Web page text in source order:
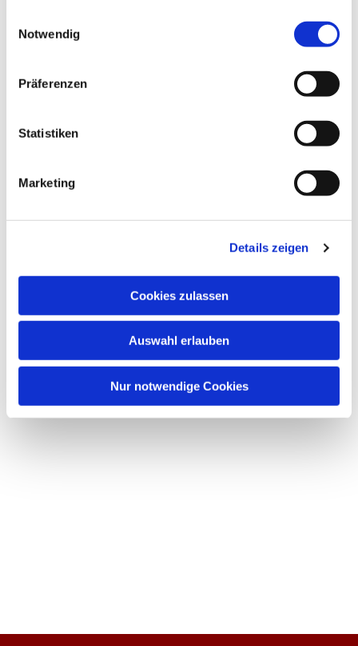
Notwendig
Präferenzen
Statistiken
Marketing
Details zeigen
Cookies zulassen
Auswahl erlauben
Nur notwendige Cookies